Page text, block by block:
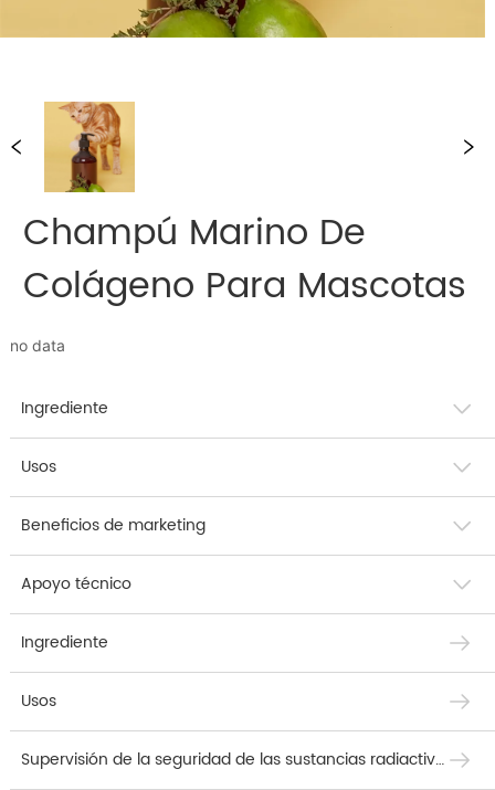
Champú Marino De
Colágeno Para Mascotas
no data
Ingrediente
Usos
Beneficios de marketing
Apoyo técnico
Ingrediente
Usos
Supervisión de la seguridad de las sustancias radiactivas